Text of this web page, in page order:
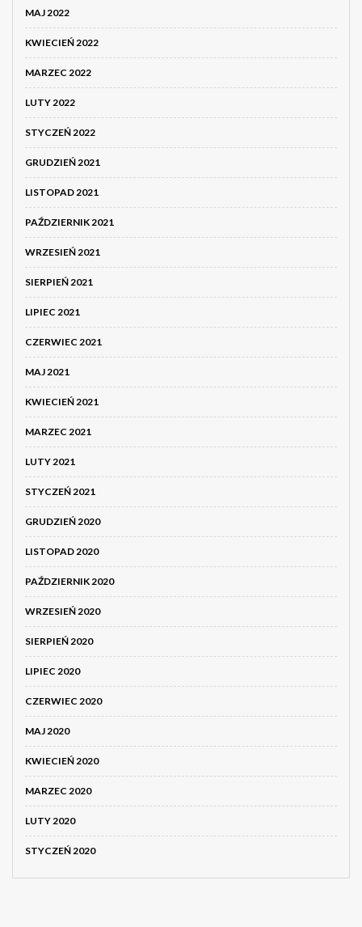
MAJ 2022
KWIECIEŃ 2022
MARZEC 2022
LUTY 2022
STYCZEŃ 2022
GRUDZIEŃ 2021
LISTOPAD 2021
PAŹDZIERNIK 2021
WRZESIEŃ 2021
SIERPIEŃ 2021
LIPIEC 2021
CZERWIEC 2021
MAJ 2021
KWIECIEŃ 2021
MARZEC 2021
LUTY 2021
STYCZEŃ 2021
GRUDZIEŃ 2020
LISTOPAD 2020
PAŹDZIERNIK 2020
WRZESIEŃ 2020
SIERPIEŃ 2020
LIPIEC 2020
CZERWIEC 2020
MAJ 2020
KWIECIEŃ 2020
MARZEC 2020
LUTY 2020
STYCZEŃ 2020